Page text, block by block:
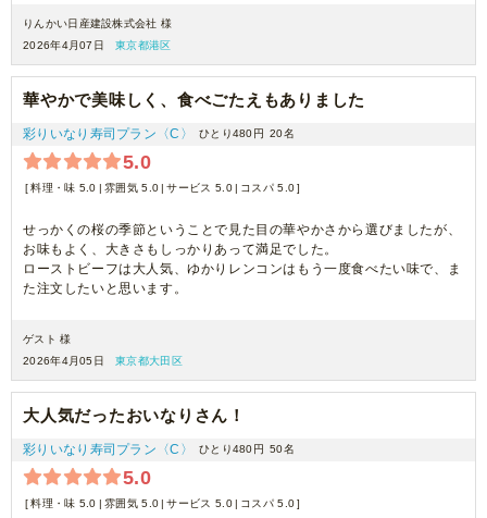
りんかい日産建設株式会社 様
2026年4月07日
東京都港区
華やかで美味しく、食べごたえもありました
彩りいなり寿司プラン〈C〉 ひとり480円 20名
5.0
料理・味 5.0 雰囲気 5.0 サービス 5.0 コスパ 5.0
せっかくの桜の季節ということで見た目の華やかさから選びましたが、
お味もよく、大きさもしっかりあって満足でした。
ローストビーフは大人気、ゆかりレンコンはもう一度食べたい味で、ま
た注文したいと思います。
ゲスト 様
2026年4月05日
東京都大田区
大人気だったおいなりさん！
彩りいなり寿司プラン〈C〉 ひとり480円 50名
5.0
料理・味 5.0 雰囲気 5.0 サービス 5.0 コスパ 5.0